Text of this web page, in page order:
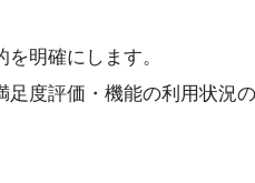
明確にします。
足度評価・機能の利用状況